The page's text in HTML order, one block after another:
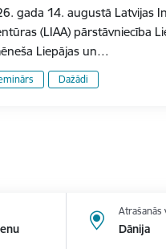
gada 14. augustā Latvijas
(LIAA) pārstāvniecība
Liepājas un…
Dažādi
Atrašanās
Dānija